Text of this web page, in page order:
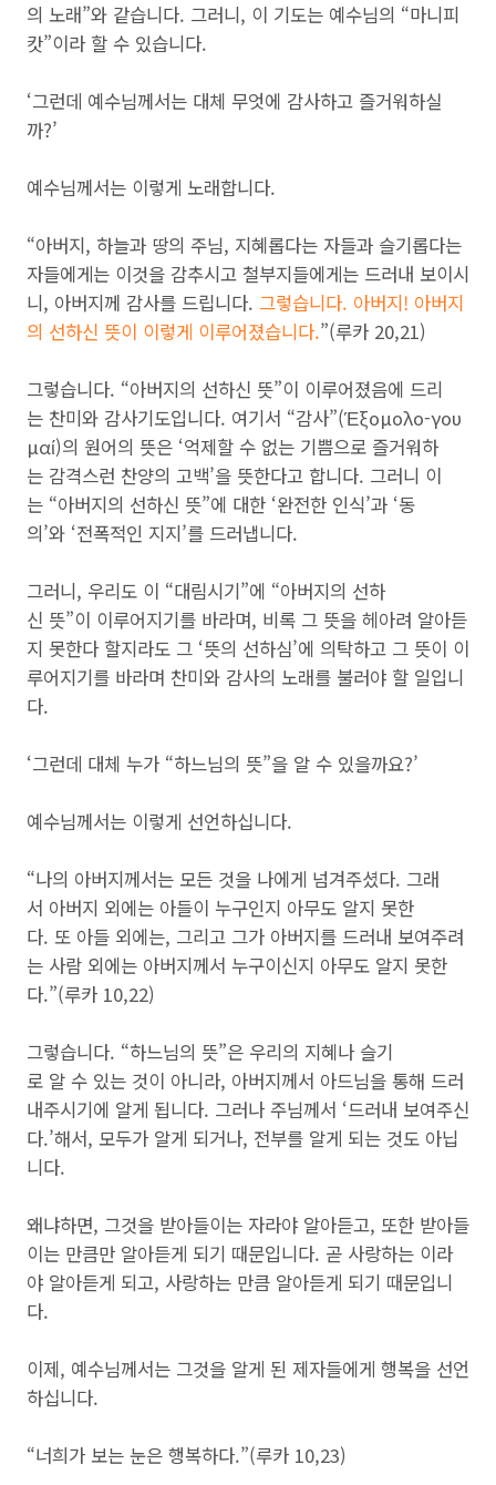
의 노래”와 같습니다. 그러니, 이 기도는 예수님의 “마니피
캇”이라 할 수 있습니다.
‘그런데 예수님께서는 대체 무엇에 감사하고 즐거워하실
까?’
예수님께서는 이렇게 노래합니다.
“아버지, 하늘과 땅의 주님, 지혜롭다는 자들과 슬기롭다는
자들에게는 이것을 감추시고 철부지들에게는 드러내 보이시
니, 아버지께 감사를 드립니다. 그렇습니다. 아버지! 아버지
의 선하신 뜻이 이렇게 이루어졌습니다.”(루카 20,21)
그렇습니다. “아버지의 선하신 뜻”이 이루어졌음에 드리
는 찬미와 감사기도입니다. 여기서 “감사”(Έξομολο-γου
μαί)의 원어의 뜻은 ‘억제할 수 없는 기쁨으로 즐거워하
는 감격스런 찬양의 고백’을 뜻한다고 합니다. 그러니 이
는 “아버지의 선하신 뜻”에 대한 ‘완전한 인식’과 ‘동
의’와 ‘전폭적인 지지’를 드러냅니다.
그러니, 우리도 이 “대림시기”에 “아버지의 선하
신 뜻”이 이루어지기를 바라며, 비록 그 뜻을 헤아려 알아듣
지 못한다 할지라도 그 ‘뜻의 선하심’에 의탁하고 그 뜻이 이
루어지기를 바라며 찬미와 감사의 노래를 불러야 할 일입니
다.
‘그런데 대체 누가 “하느님의 뜻”을 알 수 있을까요?’
예수님께서는 이렇게 선언하십니다.
“나의 아버지께서는 모든 것을 나에게 넘겨주셨다. 그래
서 아버지 외에는 아들이 누구인지 아무도 알지 못한
다. 또 아들 외에는, 그리고 그가 아버지를 드러내 보여주려
는 사람 외에는 아버지께서 누구이신지 아무도 알지 못한
다.”(루카 10,22)
그렇습니다. “하느님의 뜻”은 우리의 지혜나 슬기
로 알 수 있는 것이 아니라, 아버지께서 아드님을 통해 드러
내주시기에 알게 됩니다. 그러나 주님께서 ‘드러내 보여주신
다.’해서, 모두가 알게 되거나, 전부를 알게 되는 것도 아닙
니다.
왜냐하면, 그것을 받아들이는 자라야 알아듣고, 또한 받아들
이는 만큼만 알아듣게 되기 때문입니다. 곧 사랑하는 이라
야 알아듣게 되고, 사랑하는 만큼 알아듣게 되기 때문입니
다.
이제, 예수님께서는 그것을 알게 된 제자들에게 행복을 선언
하십니다.
“너희가 보는 눈은 행복하다.”(루카 10,23)